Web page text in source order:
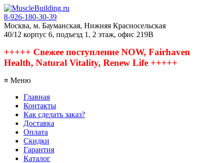
8-926-180-30-39
Москва, м. Бауманская, Нижняя Красносельская
40/12 корпус 6, подъезд 1, 2 этаж, офис 219В
+++++ Свежее поступление NOW, Fairhaven
Health, Natural Vitality, Renew Life +++++
≡ Меню
Главная
Контакты
Как сделать заказ?
Доставка
Оплата
Скидки
Гарантия
Каталог